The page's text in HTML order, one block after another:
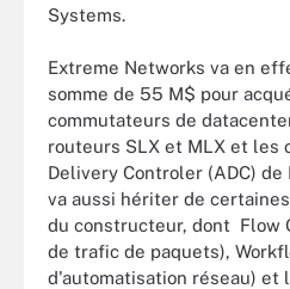
Systems.
Extreme Networks va en
somme de 55 M$ pour
commutateurs de
routeurs SLX et MLX et les
Delivery Controler (ADC) de
va aussi hériter de
du constructeur, dont Flow
de trafic de paquets),
d'automatisation réseau) et